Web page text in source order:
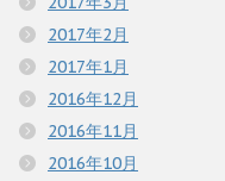
2017年2月
2017年1月
2016年12月
2016年11月
2016年10月